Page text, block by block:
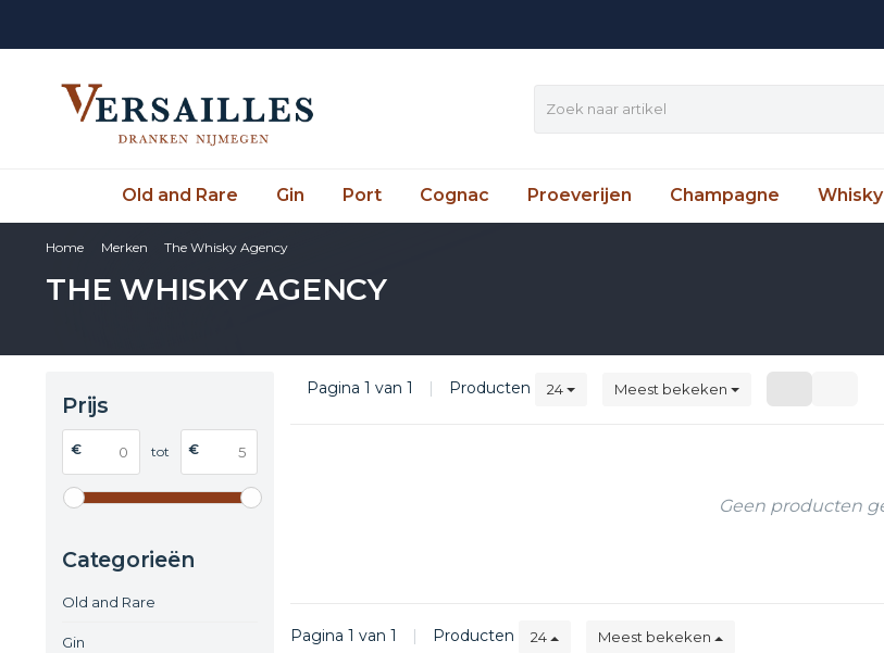
Old and Rare Gin Port Cognac Proeverijen Champagne Whisky
Home Merken The Whisky Agency
THE WHISKY AGENCY
Prijs
€ tot €
Categorieën
Old and Rare
Gin
Pagina 1 van 1 | Producten 24 Meest bekeken
Geen producten
Pagina 1 van 1 | Producten 24 Meest bekeken